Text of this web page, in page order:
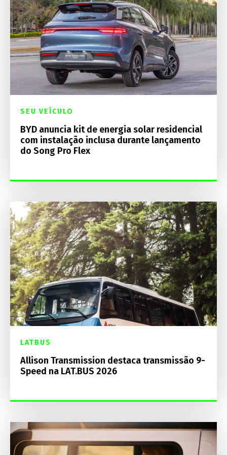
SEU VEÍCULO
BYD anuncia kit de energia solar residencial
com instalação inclusa durante lançamento
do Song Pro Flex
LATBUS
Allison Transmission destaca transmissão 9-
Speed na LAT.BUS 2026